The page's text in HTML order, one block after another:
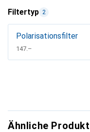
Filtertyp 2
Polarisationsfilter
CHF
147.–
Ähnliche